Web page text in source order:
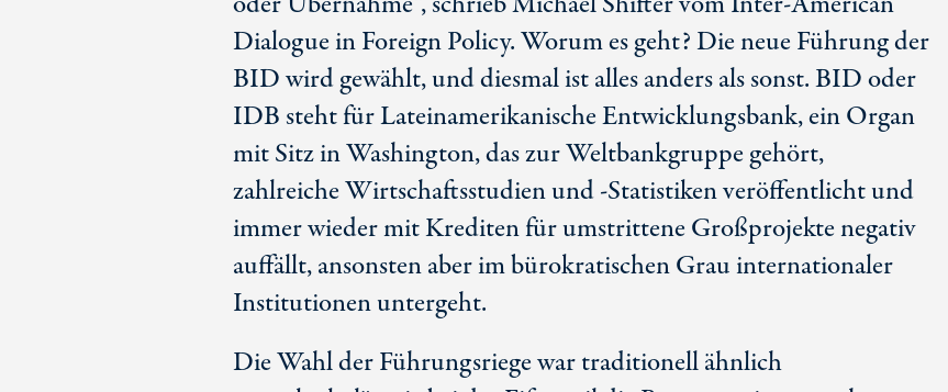
Dialogue in Foreign Policy. Worum es geht? Die neue Führung der
BID wird gewählt, und diesmal ist alles anders als sonst. BID oder
IDB steht für Lateinamerikanische Entwicklungsbank, ein Organ
mit Sitz in Washington, das zur Weltbankgruppe gehört,
zahlreiche Wirtschaftsstudien und -Statistiken veröffentlicht und
immer wieder mit Krediten für umstrittene Großprojekte negativ
auffällt, ansonsten aber im bürokratischen Grau internationaler
Institutionen untergeht.
Die Wahl der Führungsriege war traditionell ähnlich